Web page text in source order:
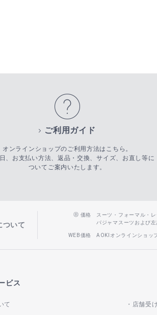
ご利用ガイド
オンラインショップのご利用方法はこちら。
、お支払い方法、返品・交換、サイズ、お直し等に
ついてご案内いたします。
ついて
価格
スーツ・フォーマル・
パジャマスーツおよび
WEB価格 AOKIオンラインショッ
ビス
て 店舗受